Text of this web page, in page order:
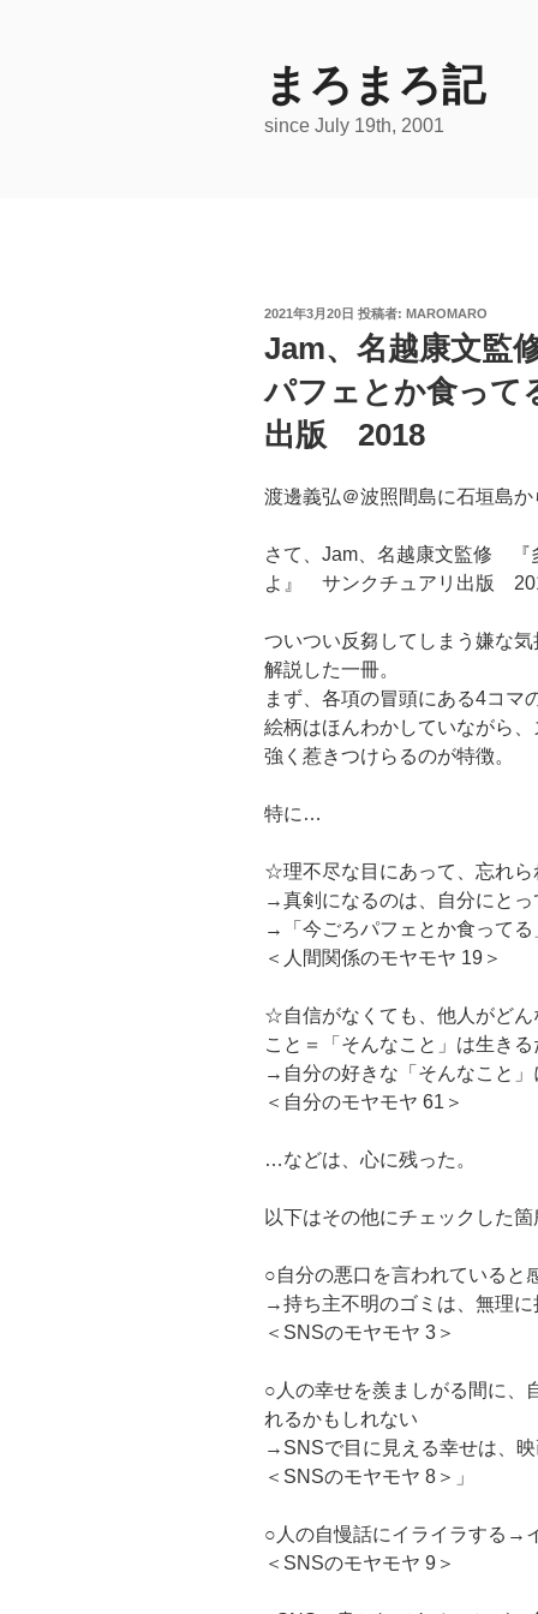
まろまろ記
since July 19th, 2001
投
日:
2021年3月20日 投稿者: MAROMARO
Jam、名越康文監
パフェとか食っ
出版 2018
渡邊義弘＠波照間島に石垣島
さて、Jam、名越康文監修 『
よ』 サンクチュアリ出版
ついつい反芻してしまう嫌な
解説した一冊。
まず、各項の冒頭にある4コマ
絵柄はほんわかしていながら
強く惹きつけらるのが特徴。
特に…
☆理不尽な目にあって、忘れら
→真剣になるのは、自分にと
→「今ごろパフェとか食って
＜人間関係のモヤモヤ 19＞
☆自信がなくても、他人がど
こと＝「そんなこと」は生き
→自分の好きな「そんなこと
＜自分のモヤモヤ 61＞
…などは、心に残った。
以下はその他にチェックした
○自分の悪口を言われていると
→持ち主不明のゴミは、無理に
＜SNSのモヤモヤ 3＞
○人の幸せを羨ましがる間に、
れるかもしれない
→SNSで目に見える幸せは、
＜SNSのモヤモヤ 8＞」
○人の自慢話にイライラする→
＜SNSのモヤモヤ 9＞